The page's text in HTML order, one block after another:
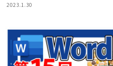
2023.1.30